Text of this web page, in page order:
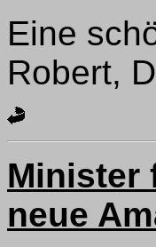
Eine
Robert,
Minister
neue